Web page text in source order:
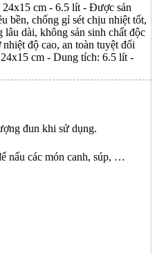
cm - 6.5 lít - Được sản
bền, chống gỉ sét chịu nhiệt tốt,
dài, không sản sinh chất độc
độ cao, an toàn tuyệt đối
cm - Dung tích: 6.5 lít -
đun khi sử dụng.
nấu các món canh, súp, …